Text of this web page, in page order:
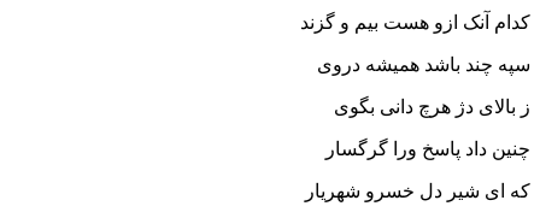
کدام آنک ازو هست بیم و گزند
سپه چند باشد همیشه دروى
ز بالاى دژ هرچ دانى بگوى‏
چنین داد پاسخ ورا گرگسار
که اى شیر دل خسرو شهریار